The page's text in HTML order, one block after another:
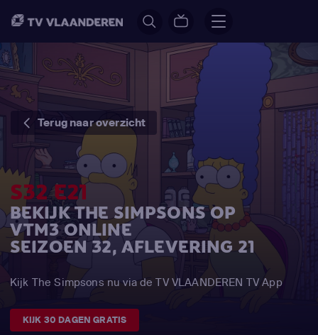
Terug naar overzicht
S32 E21
BEKIJK THE SIMPSONS OP
VTM3 ONLINE
SEIZOEN 32, AFLEVERING 21
Kijk The Simpsons nu via de TV VLAANDEREN TV App
KIJK 30 DAGEN GRATIS